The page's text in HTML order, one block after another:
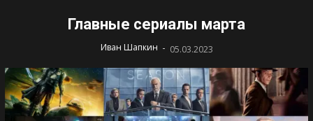
Главные сериалы марта
Иван Шапкин - 05.03.2023